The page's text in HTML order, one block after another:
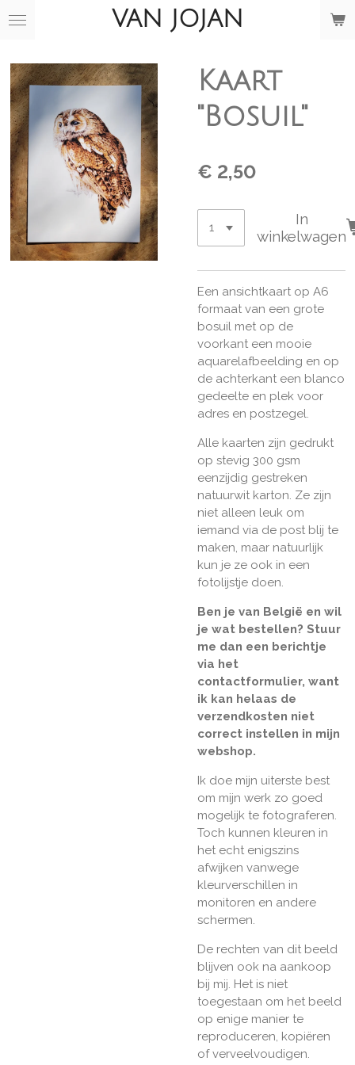
Ga
de
hoofdinhoud
VAN JOJAN
Kaart
"Bosuil"
€ 2,50
In
winkelwagen
Een ansichtkaart op A6
formaat van een grote
bosuil met op de
voorkant een mooie
aquarelafbeelding en op
de achterkant een blanco
gedeelte en plek voor
adres en postzegel.
Alle kaarten zijn gedrukt
op stevig 300 gsm
eenzijdig gestreken
natuurwit karton. Ze zijn
niet alleen leuk om
iemand via de post blij te
maken, maar natuurlijk
kun je ze ook in een
fotolijstje doen.
Ben je van België en wil
je wat bestellen? Stuur
me dan een berichtje
via het
contactformulier, want
ik kan helaas de
verzendkosten niet
correct instellen in mijn
webshop.
Ik doe mijn uiterste best
om mijn werk zo goed
mogelijk te fotograferen.
Toch kunnen kleuren in
het echt enigszins
afwijken vanwege
kleurverschillen in
monitoren en andere
schermen.
De rechten van dit beeld
blijven ook na aankoop
bij mij. Het is niet
toegestaan om het beeld
op enige manier te
reproduceren, kopiëren
of verveelvoudigen.